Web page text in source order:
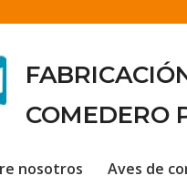
COMEDERO
nosotros Aves de